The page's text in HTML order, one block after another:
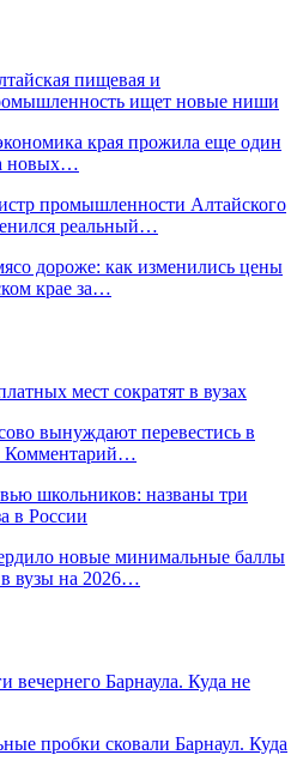
пищевая и
ищет новые ниши
края прожила еще один
новых…
промышленности Алтайского
реальный…
дороже: как изменились цены
крае за…
мест сократят в вузах
вынуждают перевестись в
Комментарий…
школьников: названы три
в России
новые минимальные баллы
вузы на 2026…
вечернего Барнаула. Куда не
пробки сковали Барнаул. Куда